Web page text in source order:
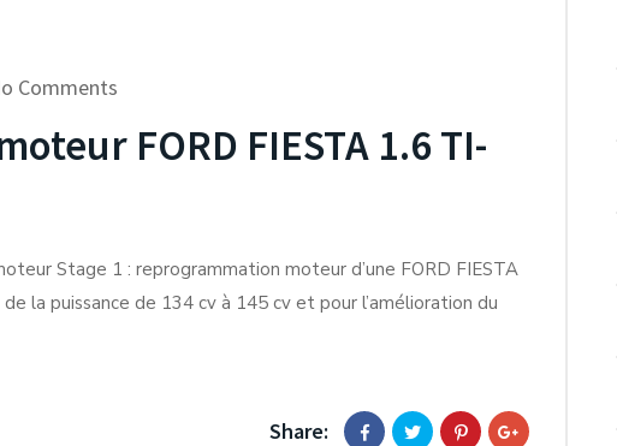
Comments
FORD FIESTA 1.6 TI-
Stage 1 : reprogrammation moteur d’une FORD FIESTA
la puissance de 134 cv à 145 cv et pour l’amélioration du
Share: